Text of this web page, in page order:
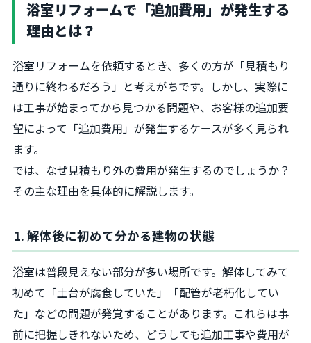
浴室リフォームで「追加費用」が発生する
理由とは？
浴室リフォームを依頼するとき、多くの方が「見積もり
通りに終わるだろう」と考えがちです。しかし、実際に
は工事が始まってから見つかる問題や、お客様の追加要
望によって「追加費用」が発生するケースが多く見られ
ます。
では、なぜ見積もり外の費用が発生するのでしょうか？
その主な理由を具体的に解説します。
1. 解体後に初めて分かる建物の状態
浴室は普段見えない部分が多い場所です。解体してみて
初めて「土台が腐食していた」「配管が老朽化してい
た」などの問題が発覚することがあります。これらは事
前に把握しきれないため、どうしても追加工事や費用が